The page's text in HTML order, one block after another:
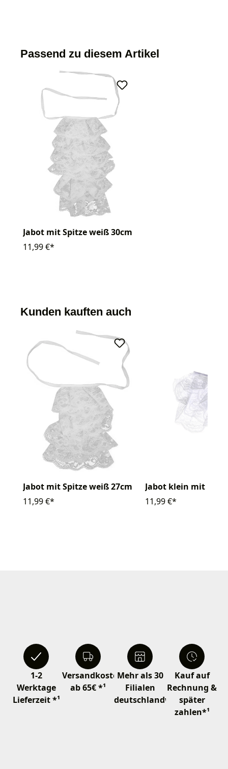
Passend zu diesem Artikel
Jabot mit Spitze weiß 30cm
11,99 €*
Kunden kauften auch
Jabot mit Spitze weiß 27cm
11,99 €*
Jabot klein mit
11,99 €*
1-2
Werktage
Lieferzeit *¹
Versandkostenfrei
ab 65€ *¹
Mehr als 30
Filialen
deutschlandweit
Kauf auf
Rechnung &
später
zahlen*¹